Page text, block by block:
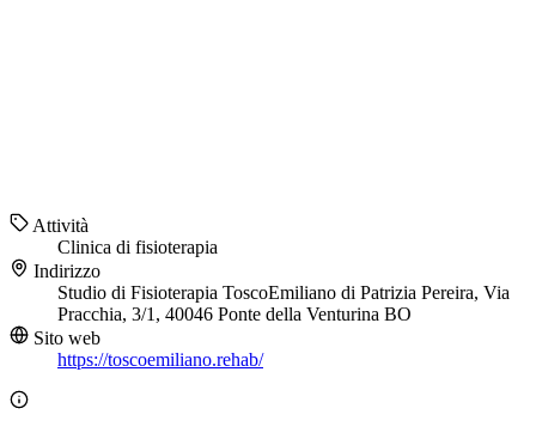
Attività
Clinica di fisioterapia
Indirizzo
Studio di Fisioterapia ToscoEmiliano di Patrizia Pereira, Via
Pracchia, 3/1, 40046 Ponte della Venturina BO
Sito web
https://toscoemiliano.rehab/